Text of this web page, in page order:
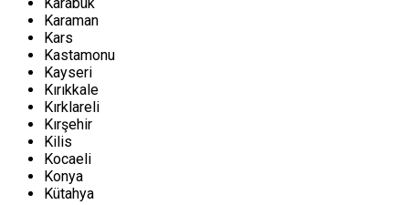
Karaman
Kars
Kastamonu
Kayseri
Kırıkkale
Kırklareli
Kırşehir
Kilis
Kocaeli
Konya
Kütahya